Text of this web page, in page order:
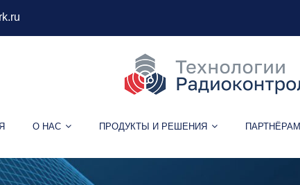
О НАС ПРОДУКТЫ И РЕШЕНИЯ ПАРТНЁРАМ